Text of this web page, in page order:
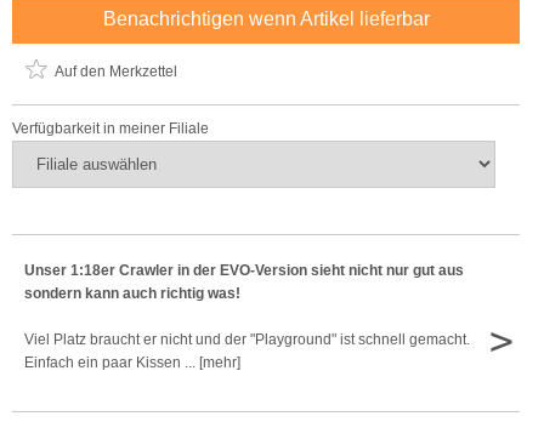
Benachrichtigen wenn Artikel lieferbar
Auf den Merkzettel
Verfügbarkeit in meiner Filiale
Unser 1:18er Crawler in der EVO-Version sieht nicht nur gut aus
sondern kann auch richtig was!
Viel Platz braucht er nicht und der "Playground" ist schnell gemacht.
Einfach ein paar Kissen ... [mehr]
>